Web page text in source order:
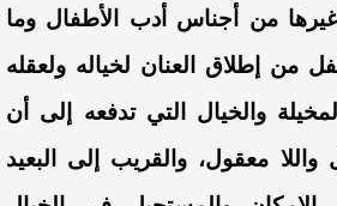
من أجناس أدب الأطفال وما
من إطلاق العنان لخياله ولعقله
والخيال التي تدفعه إلى أن
واللا معقول، والقريب إلى البعيد